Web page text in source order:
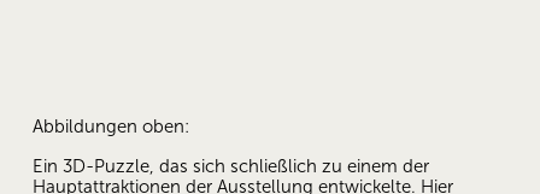
Abbildungen oben:
Ein 3D-Puzzle, das sich schließlich zu einem der
Hauptattraktionen der Ausstellung entwickelte. Hier